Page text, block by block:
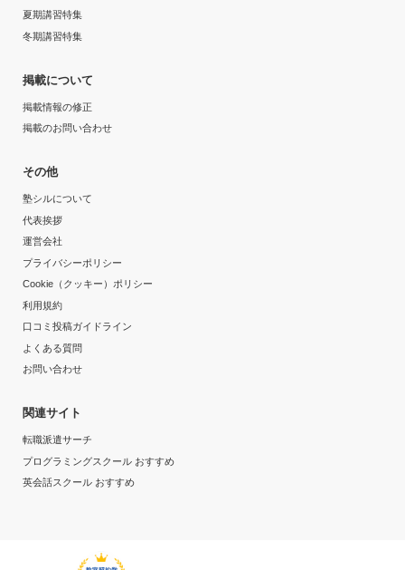
夏期講習特集
冬期講習特集
掲載について
掲載情報の修正
掲載のお問い合わせ
その他
塾シルについて
代表挨拶
運営会社
プライバシーポリシー
Cookie（クッキー）ポリシー
利用規約
口コミ投稿ガイドライン
よくある質問
お問い合わせ
関連サイト
転職派遣サーチ
プログラミングスクール おすすめ
英会話スクール おすすめ